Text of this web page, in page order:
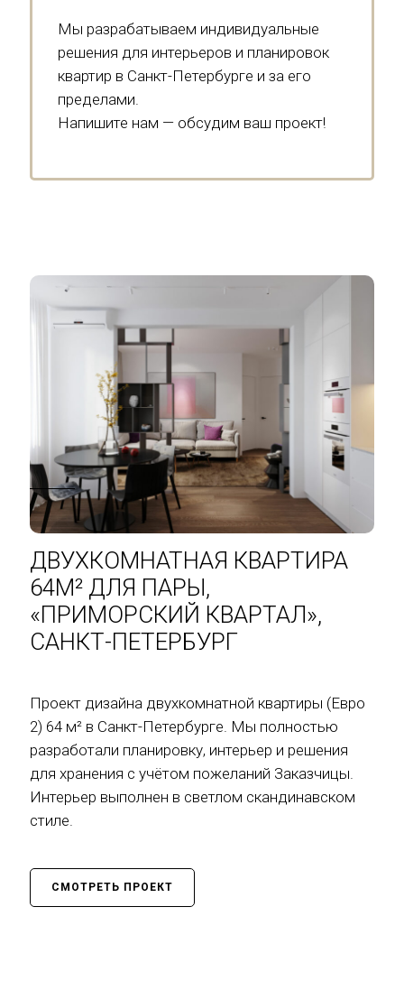
Мы разрабатываем индивидуальные
решения для интерьеров и планировок
квартир в Санкт-Петербурге и за его
пределами.
Напишите нам — обсудим ваш проект!
ДВУХКОМНАТНАЯ КВАРТИРА
64М² ДЛЯ ПАРЫ,
«ПРИМОРСКИЙ КВАРТАЛ»,
САНКТ-ПЕТЕРБУРГ
Проект дизайна двухкомнатной квартиры (Евро
2) 64 м² в Санкт-Петербурге. Мы полностью
разработали планировку, интерьер и решения
для хранения с учётом пожеланий Заказчицы.
Интерьер выполнен в светлом скандинавском
стиле.
СМОТРЕТЬ ПРОЕКТ